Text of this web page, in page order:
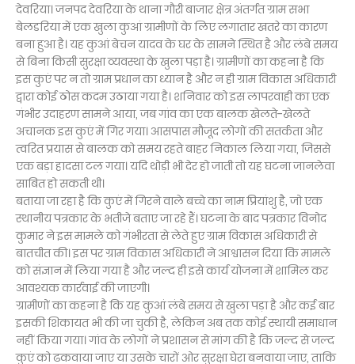
देवरिया। जनपद देवरिया के थाना गौरी बाजार क्षेत्र अंतर्गत ग्राम सभा
बेलडरिया में एक खुला कुआं ग्रामीणों के लिए लगातार खतरे का कारण
बना हुआ है। यह कुआं बेचन यादव के घर के सामने स्थित है और लंबे समय
से बिना किसी सुरक्षा व्यवस्था के खुला पड़ा है। ग्रामीणों का कहना है कि
इस कुएं पर न तो ग्राम प्रधान का ध्यान है और न ही ग्राम विकास अधिकारी
द्वारा कोई ठोस कदम उठाया गया है। शनिवार को इस लापरवाही का एक
गंभीर उदाहरण सामने आया, जब गांव का एक बालक खेलते-खेलते
अचानक इस कुएं में गिर गया। आसपास मौजूद लोगों की सतर्कता और
त्वरित प्रयास से बालक को समय रहते बाहर निकाल लिया गया, जिससे
एक बड़ा हादसा टल गया। यदि थोड़ी भी देर हो जाती तो यह घटना जानलेवा
साबित हो सकती थी।
बताया जा रहा है कि कुएं में गिरने वाले बच्चे का नाम प्रियांशु है, जो एक
स्थानीय पत्रकार के भतीजे बताए जा रहे हैं। घटना के बाद पत्रकार विनोद
कुमार ने इस मामले को गंभीरता से लेते हुए ग्राम विकास अधिकारी से
बातचीत की। इस पर ग्राम विकास अधिकारी ने आश्वासन दिया कि मामले
को संज्ञान में लिया गया है और जल्द ही इसे कार्य योजना में शामिल कर
आवश्यक कार्रवाई की जाएगी।
ग्रामीणों का कहना है कि यह कुआं लंबे समय से खुला पड़ा है और कई बार
इसकी शिकायत भी की जा चुकी है, लेकिन अब तक कोई स्थायी समाधान
नहीं किया गया। गांव के लोगों ने प्रशासन से मांग की है कि जल्द से जल्द
कुएं को ढकवाया जाए या उसके चारों ओर सुरक्षा घेरा बनवाया जाए, ताकि